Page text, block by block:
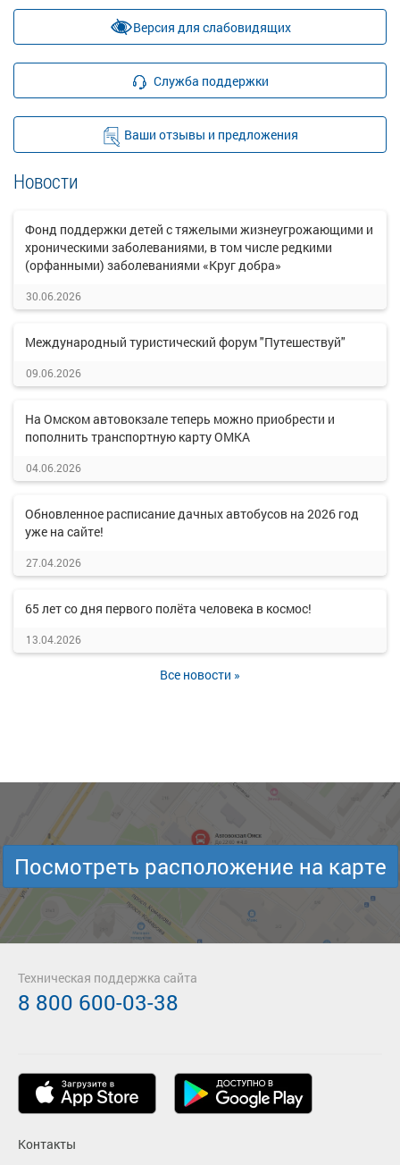
Версия для слабовидящих
Служба поддержки
Ваши отзывы и предложения
Новости
Фонд поддержки детей с тяжелыми жизнеугрожающими и
хроническими заболеваниями, в том числе редкими
(орфанными) заболеваниями «Круг добра»
30.06.2026
Международный туристический форум "Путешествуй"
09.06.2026
На Омском автовокзале теперь можно приобрести и
пополнить транспортную карту ОМКА
04.06.2026
Обновленное расписание дачных автобусов на 2026 год
уже на сайте!
27.04.2026
65 лет со дня первого полёта человека в космос!
13.04.2026
Все новости »
Посмотреть расположение на карте
Контакты
Техническая поддержка сайта
8 800 600-03-38